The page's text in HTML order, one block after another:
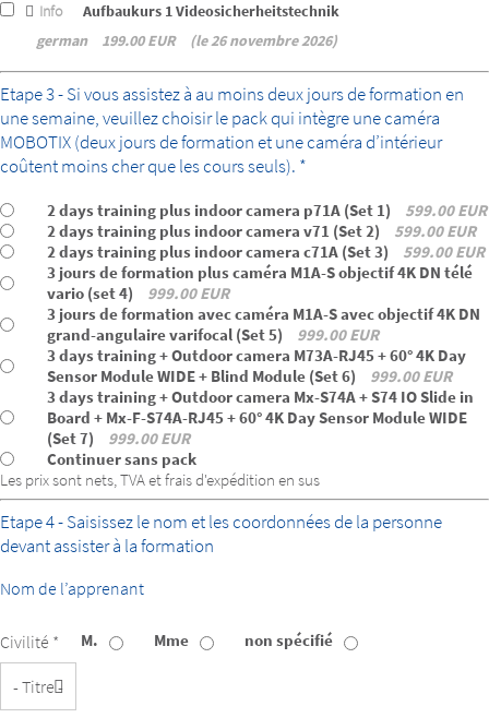
Info
Aufbaukurs 1 Videosicherheitstechnik
german
199.00 EUR le 26 novembre 2026
bundle
Etape 3 - Si vous assistez à au moins deux jours de formation en
une semaine, veuillez choisir le pack qui intègre une caméra
MOBOTIX (deux jours de formation et une caméra d’intérieur
coûtent moins cher que les cours seuls). *
2 days training plus indoor camera p71A (Set 1)
599.00 EUR
2 days training plus indoor camera v71 (Set 2)
599.00 EUR
2 days training plus indoor camera c71A (Set 3)
599.00 EUR
3 jours de formation plus caméra M1A-S objectif 4K DN télé
vario (set 4)
999.00 EUR
3 jours de formation avec caméra M1A-S avec objectif 4K DN
grand-angulaire varifocal (Set 5)
999.00 EUR
3 days training + Outdoor camera M73A-RJ45 + 60° 4K Day
Sensor Module WIDE + Blind Module (Set 6)
999.00 EUR
3 days training + Outdoor camera Mx-S74A + S74 IO Slide in
Board + Mx-F-S74A-RJ45 + 60° 4K Day Sensor Module WIDE
(Set 7)
999.00 EUR
Continuer sans pack
Les prix sont nets, TVA et frais d'expédition en sus
Etape 4 - Saisissez le nom et les coordonnées de la personne
devant assister à la formation
Nom de l’apprenant
Civilité * M. Mme non spécifié